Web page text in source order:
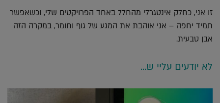
זו אני, כחלק אינטגרלי מהחלל באחד הפרויקטים שלי, וכשאפשר
תמיד יחפה – אני אוהבת את המגע של גוף וחומר, במקרה הזה
אבן טבעית.
לא יודעים עליי ש…